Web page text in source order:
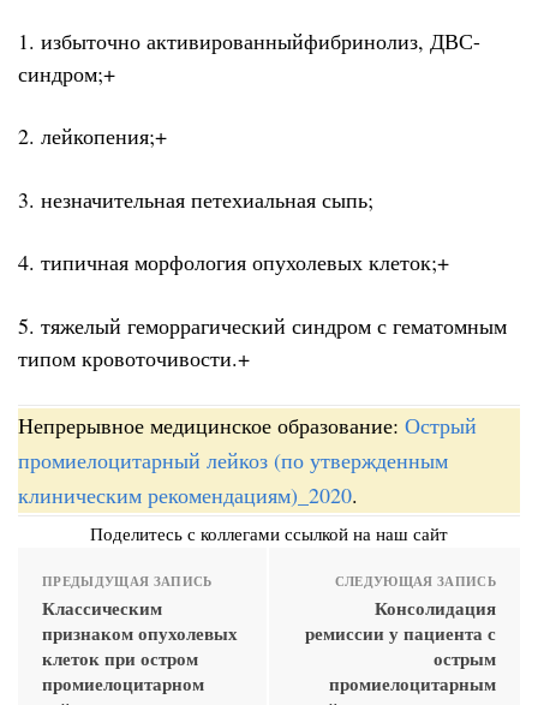
1. избыточно активированныйфибринолиз, ДВС-
синдром;+
2. лейкопения;+
3. незначительная петехиальная сыпь;
4. типичная морфология опухолевых клеток;+
5. тяжелый геморрагический синдром с гематомным
типом кровоточивости.+
Непрерывное медицинское образование: Острый
промиелоцитарный лейкоз (по утвержденным
клиническим рекомендациям)_2020.
Поделитесь с коллегами ссылкой на наш сайт
ПРЕДЫДУЩАЯ ЗАПИСЬ
Классическим
признаком опухолевых
клеток при остром
промиелоцитарном
СЛЕДУЮЩАЯ ЗАПИСЬ
Консолидация
ремиссии у пациента с
острым
промиелоцитарным